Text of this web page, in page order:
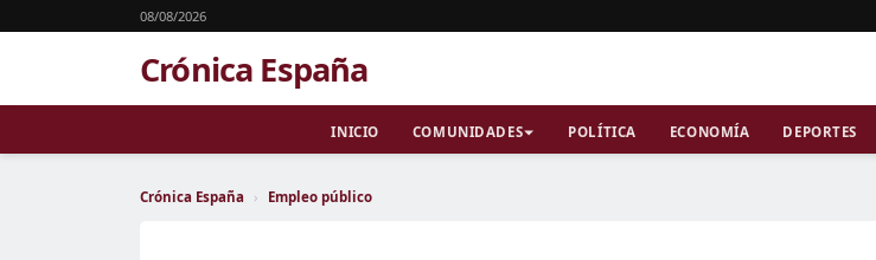
08/08/2026
Crónica España
INICIO COMUNIDADES POLÍTICA ECONOMÍA DEPORTES
Crónica España › Empleo público